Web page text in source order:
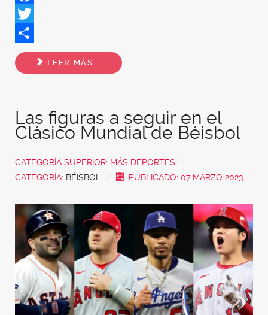
Facebook
Twitter
Share
LEER MÁS...
Las figuras a seguir en el
Clásico Mundial de Béisbol
CATEGORÍA SUPERIOR: MÁS DEPORTES
CATEGORÍA: BÉISBOL PUBLICADO: 07 MARZO 2023